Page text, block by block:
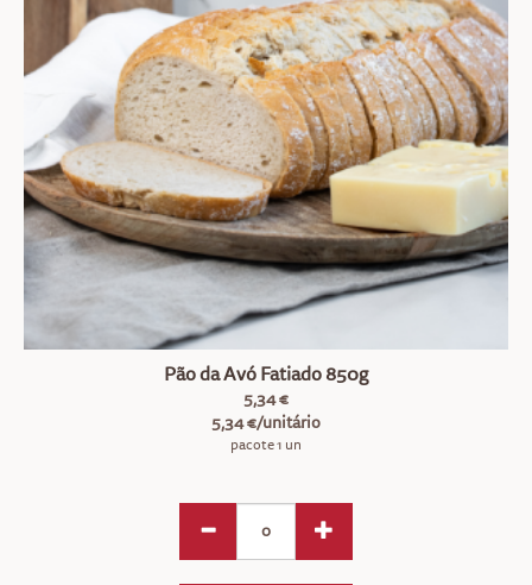
Pão da Avó Fatiado 850g
5,34 €
5,34 €/unitário
pacote 1 un